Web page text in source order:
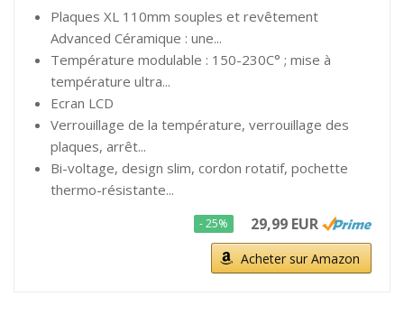
Plaques XL 110mm souples et revêtement
Advanced Céramique : une...
Température modulable : 150-230C° ; mise à
température ultra...
Ecran LCD
Verrouillage de la température, verrouillage des
plaques, arrêt...
Bi-voltage, design slim, cordon rotatif, pochette
thermo-résistante...
- 25% 29,99 EUR
Acheter sur Amazon